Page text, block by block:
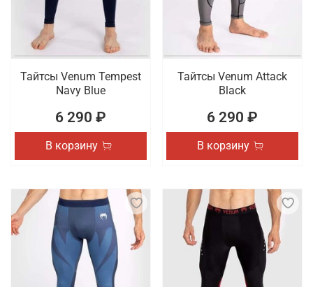
Тайтсы Venum Tempest
Navy Blue
6 290 ₽
В корзину
Тайтсы Venum Attack
Black
6 290 ₽
В корзину